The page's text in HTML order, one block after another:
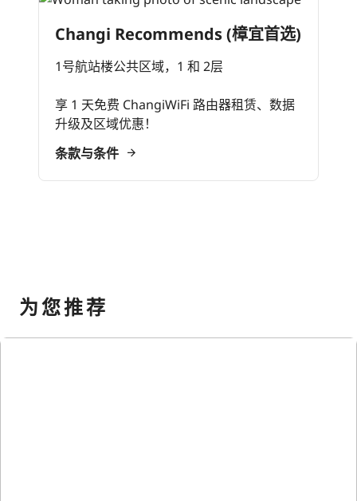
Changi Recommends (樟宜首选)
1号航站楼公共区域，1 和 2层
享 1 天免费 ChangiWiFi 路由器租赁、数据
升级及区域优惠！
条款与条件
为您推荐